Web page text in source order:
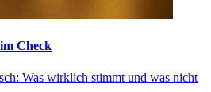
Check
Was wirklich stimmt und was nicht